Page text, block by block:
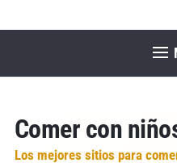
Comer con
Los mejores sitios para